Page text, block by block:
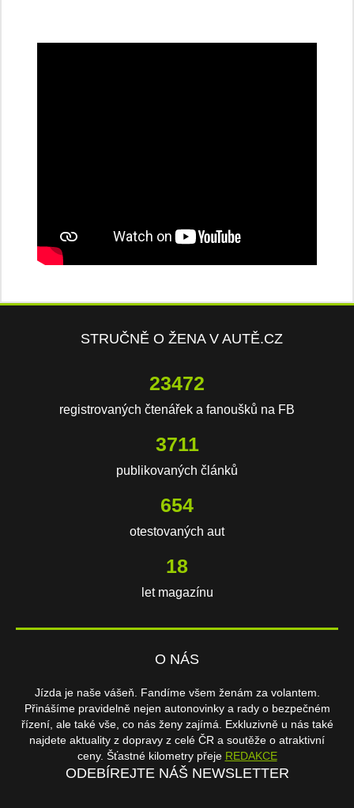
STRUČNĚ O ŽENA V AUTĚ.CZ
23472
registrovaných čtenářek a fanoušků na FB
3711
publikovaných článků
654
otestovaných aut
18
let magazínu
O NÁS
Jízda je naše vášeň. Fandíme všem ženám za volantem.
Přinášíme pravidelně nejen autonovinky a rady o bezpečném
řízení, ale také vše, co nás ženy zajímá. Exkluzivně u nás také
najdete aktuality z dopravy z celé ČR a soutěže o atraktivní
ceny. Šťastné kilometry přeje REDAKCE
ODEBÍREJTE NÁŠ NEWSLETTER